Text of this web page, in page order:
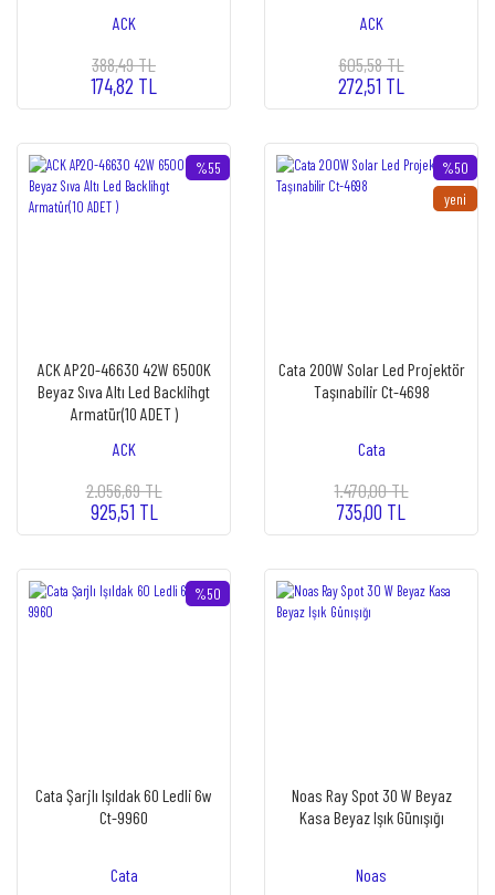
ACK
388,49 TL
174,82 TL
ACK
605,58 TL
272,51 TL
%55
ACK AP20-46630 42W 6500K
Beyaz Sıva Altı Led Backlihgt
Armatür(10 ADET )
ACK
2.056,69 TL
925,51 TL
%50
yeni
Cata 200W Solar Led Projektör
Taşınabilir Ct-4698
Cata
1.470,00 TL
735,00 TL
%50
Cata Şarjlı Işıldak 60 Ledli 6w
Ct-9960
Cata
Noas Ray Spot 30 W Beyaz
Kasa Beyaz Işık Günışığı
Noas